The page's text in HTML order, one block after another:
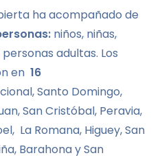
ha acompañado de
niños, niñas,
adultas. Los
en 16
Santo Domingo,
San Cristóbal, Peravia,
La Romana, Higuey, San
Barahona y San